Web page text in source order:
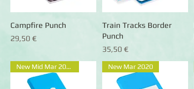
Schnellansicht
Campfire Punch
Preis
29,50 €
Schnellansicht
Train Tracks Border
Punch
Preis
35,50 €
New Mid Mar 2020 New Mar 2020